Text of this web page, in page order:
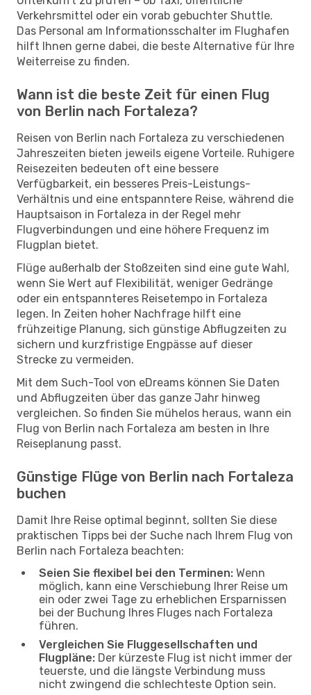
Verkehrsmittel oder ein vorab gebuchter Shuttle.
Das Personal am Informationsschalter im Flughafen
hilft Ihnen gerne dabei, die beste Alternative für Ihre
Weiterreise zu finden.
Wann ist die beste Zeit für einen Flug
von Berlin nach Fortaleza?
Reisen von Berlin nach Fortaleza zu verschiedenen
Jahreszeiten bieten jeweils eigene Vorteile. Ruhigere
Reisezeiten bedeuten oft eine bessere
Verfügbarkeit, ein besseres Preis-Leistungs-
Verhältnis und eine entspanntere Reise, während die
Hauptsaison in Fortaleza in der Regel mehr
Flugverbindungen und eine höhere Frequenz im
Flugplan bietet.
Flüge außerhalb der Stoßzeiten sind eine gute Wahl,
wenn Sie Wert auf Flexibilität, weniger Gedränge
oder ein entspannteres Reisetempo in Fortaleza
legen. In Zeiten hoher Nachfrage hilft eine
frühzeitige Planung, sich günstige Abflugzeiten zu
sichern und kurzfristige Engpässe auf dieser
Strecke zu vermeiden.
Mit dem Such-Tool von eDreams können Sie Daten
und Abflugzeiten über das ganze Jahr hinweg
vergleichen. So finden Sie mühelos heraus, wann ein
Flug von Berlin nach Fortaleza am besten in Ihre
Reiseplanung passt.
Günstige Flüge von Berlin nach Fortaleza
buchen
Damit Ihre Reise optimal beginnt, sollten Sie diese
praktischen Tipps bei der Suche nach Ihrem Flug von
Berlin nach Fortaleza beachten:
Seien Sie flexibel bei den Terminen: Wenn
möglich, kann eine Verschiebung Ihrer Reise um
ein oder zwei Tage zu erheblichen Ersparnissen
bei der Buchung Ihres Fluges nach Fortaleza
führen.
Vergleichen Sie Fluggesellschaften und
Flugpläne: Der kürzeste Flug ist nicht immer der
teuerste, und die längste Verbindung muss
nicht zwingend die schlechteste Option sein.